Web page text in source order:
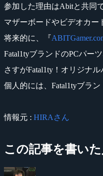
参加した理由はAbitと共同
マザーボードやビデオカー
将来的に、『
Fatal1tyブランドのPCパー
さすがFatal1ty！オリジナ
個人的には、Fatal1tyブラ
情報元 : HIRAさん
この記事を書いた